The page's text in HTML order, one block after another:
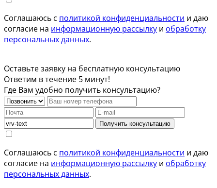
Соглашаюсь с политикой конфиденциальности и даю
согласие на информационную рассылку и обработку
персональных данных.
Оставьте заявку на бесплатную консультацию
Ответим в течение 5 минут!
Где Вам удобно получить консультацию?
Получить консультацию
Соглашаюсь с политикой конфиденциальности и даю
согласие на информационную рассылку и обработку
персональных данных.